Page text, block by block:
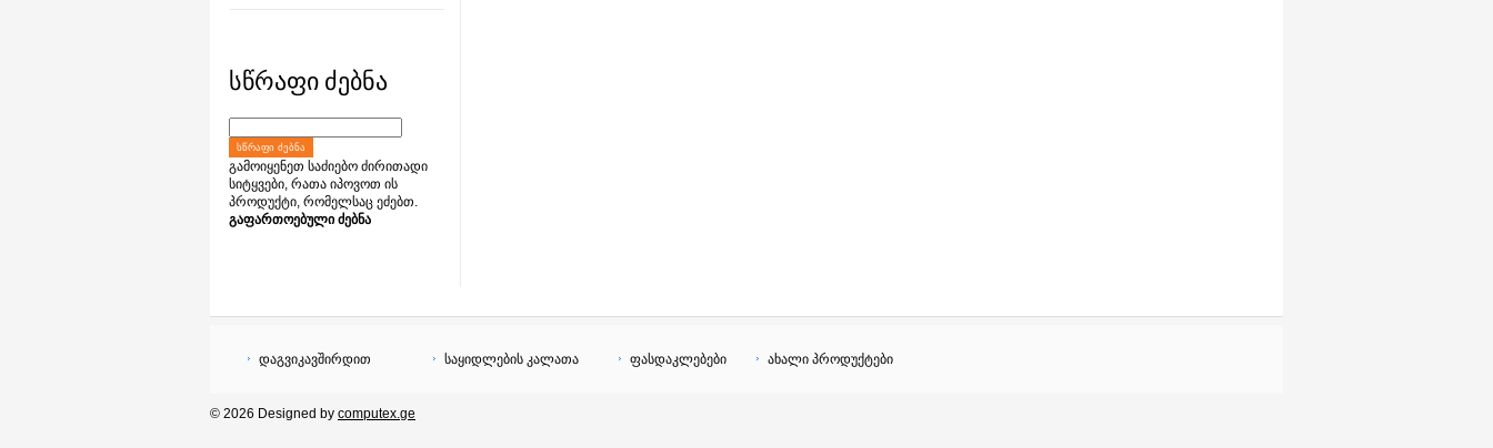
სწრაფი ძებნა
ᲡᲬᲠᲐᲤᲘ ᲫᲔᲑᲜᲐ
გამოიყენეთ საძიებო ძირითადი
სიტყვები, რათა იპოვოთ ის
პროდუქტი, რომელსაც ეძებთ.
გაფართოებული ძებნა
დაგვიკავშირდით საყიდლების კალათა ფასდაკლებები ახალი პროდუქტები
© 2026 Designed by computex.ge